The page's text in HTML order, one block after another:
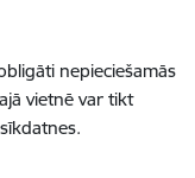
nepieciešamās
vietnē var tikt